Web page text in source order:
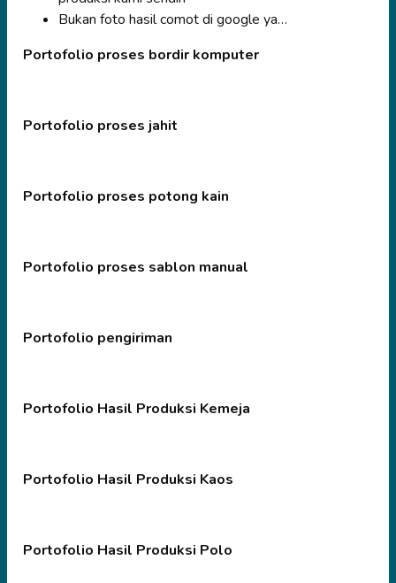
Bukan foto hasil comot di google ya…
Portofolio proses bordir komputer
Portofolio proses jahit
Portofolio proses potong kain
Portofolio proses sablon manual
Portofolio pengiriman
Portofolio Hasil Produksi Kemeja
Portofolio Hasil Produksi Kaos
Portofolio Hasil Produksi Polo